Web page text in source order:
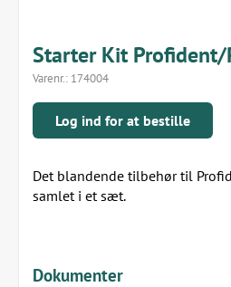
Starter Kit
Varenr.: 174004
Log ind for at bestille
Det blandende tilbehør til
samlet i et sæt.
Dokumenter